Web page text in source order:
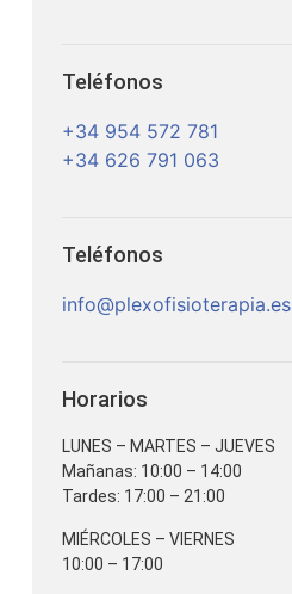
Teléfonos
+34 954 572 781
+34 626 791 063
Teléfonos
info@plexofisioterapia.es
Horarios
LUNES – MARTES – JUEVES
Mañanas: 10:00 – 14:00
Tardes: 17:00 – 21:00
MIÉRCOLES – VIERNES
10:00 – 17:00